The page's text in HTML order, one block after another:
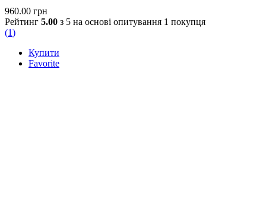
960.00 грн
Рейтинг 5.00 з 5 на основі опитування 1 покупця
(1)
Купити
Favorite